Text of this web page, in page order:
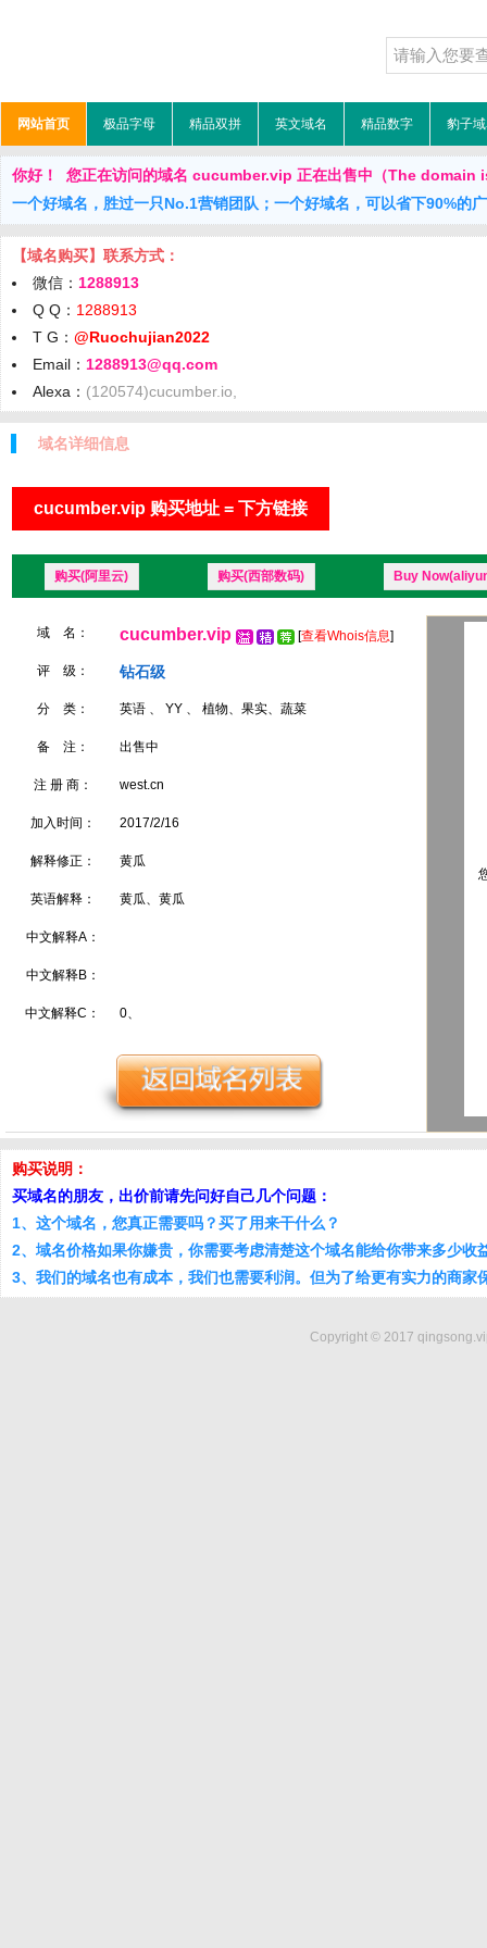
网站首页 极品字母 精品双拼 英文域名 精品数字 豹子
你好！ 您正在访问的域名 cucumber.vip 正在出售中（The domain
一个好域名，胜过一只No.1营销团队；一个好域名，可以省下90%的
【域名购买】联系方式：
微信： 1288913
Q Q： 1288913
T G： @Ruochujian2022
Email： 1288913@qq.com
Alexa： (120574)cucumber.io,
域名详细信息
cucumber.vip 购买地址 = 下方链接
购买(阿里云) 购买(西部数码) Buy
域 名： cucumber.vip [查看Whois信息]
评 级： 钻石级
分 类： 英语 、 YY 、 植物、果实、蔬菜
备 注： 出售中
注 册 商： west.cn
加入时间： 2017/2/16
解释修正： 黄瓜
英语解释： 黄瓜、黄瓜
中文解释A：
中文解释B：
中文解释C： 0、
购买说明：
买域名的朋友，出价前请先问好自己几个问题：
1、这个域名，您真正需要吗？买了用来干什么？
2、域名价格如果你嫌贵，你需要考虑清楚这个域名能给你带来多少收
3、我们的域名也有成本，我们也需要利润。但为了给更有实力的商家
Copyright © 2017